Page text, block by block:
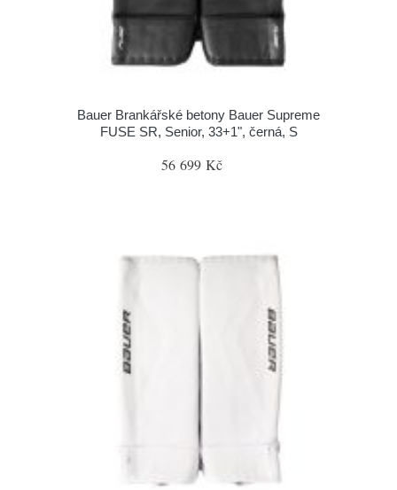
Bauer Brankářské betony Bauer Supreme
FUSE SR, Senior, 33+1", černá, S
56 699 Kč